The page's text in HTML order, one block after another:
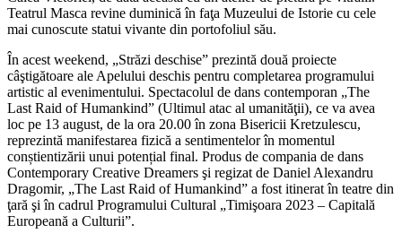
Teatrul Masca revine duminică în faţa Muzeului de Istorie cu cele
mai cunoscute statui vivante din portofoliul său.
În acest weekend, „Străzi deschise” prezintă două proiecte
câştigătoare ale Apelului deschis pentru completarea programului
artistic al evenimentului. Spectacolul de dans contemporan „The
Last Raid of Humankind” (Ultimul atac al umanităţii), ce va avea
loc pe 13 august, de la ora 20.00 în zona Bisericii Kretzulescu,
reprezintă manifestarea fizică a sentimentelor în momentul
conștientizării unui potențial final. Produs de compania de dans
Contemporary Creative Dreamers şi regizat de Daniel Alexandru
Dragomir, „The Last Raid of Humankind” a fost itinerat în teatre din
ţară şi în cadrul Programului Cultural „Timişoara 2023 – Capitală
Europeană a Culturii”.